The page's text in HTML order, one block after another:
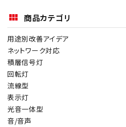
商品カテゴリ
用途別改善アイデア
ネットワーク対応
積層信号灯
回転灯
流線型
表示灯
光音一体型
音/音声